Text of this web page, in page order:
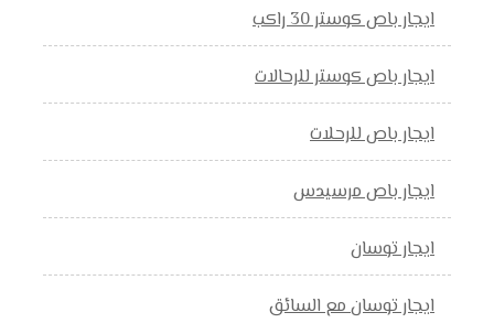
ايجار باص كوستر 30 راكب
ايجار باص كوستر للرحالات
ايجار باص للرحلات
ايجار باص مرسيدس
ايجار توسان
ايجار توسان مع السائق